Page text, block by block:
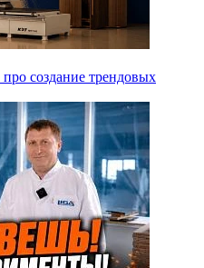
создание трендовых